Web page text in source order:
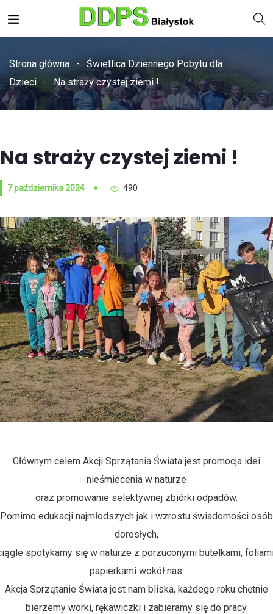
Strona główna
Świetlica Dziennego Pobytu dla
Dzieci
Na straży czystej ziemi !
Na straży czystej ziemi !
7 października 2024 490
Głównym celem Akcji Sprzątania Świata jest promocja idei
nieśmiecenia w naturze
oraz promowanie selektywnej zbiórki odpadów.
Pomimo edukacji najmłodszych jak i wzrostu świadomości osób
dorosłych,
spotykamy się w naturze z porzuconymi butelkami,
papierkami wokół nas.
Akcja Sprzątanie Świata jest nam bliska, każdego roku chętnie
bierzemy worki, rękawiczki i zabieramy się do pracy.